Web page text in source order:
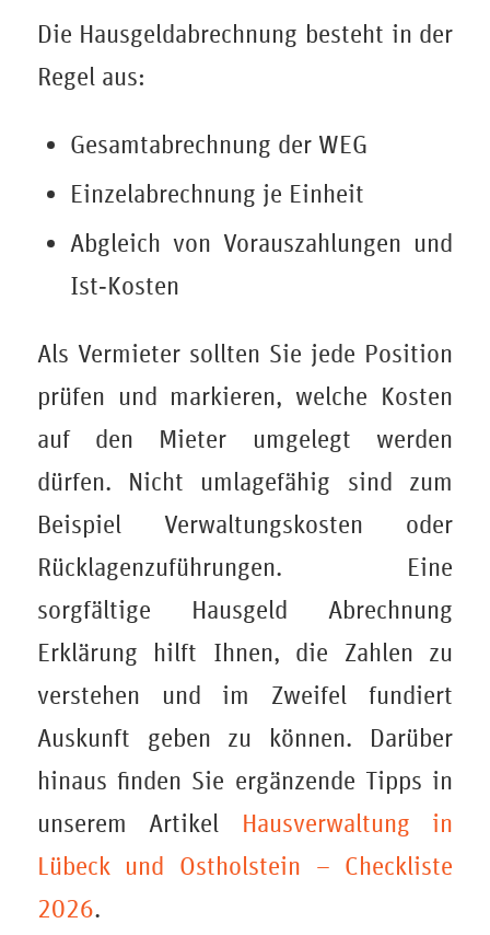
Die Hausgeldabrechnung besteht in der
Regel aus:
Gesamtabrechnung der WEG
Einzelabrechnung je Einheit
Abgleich von Vorauszahlungen und
Ist‑Kosten
Als Vermieter sollten Sie jede Position
prüfen und markieren, welche Kosten
auf den Mieter umgelegt werden
dürfen. Nicht umlagefähig sind zum
Beispiel Verwaltungskosten oder
Rücklagenzuführungen. Eine
sorgfältige Hausgeld Abrechnung
Erklärung hilft Ihnen, die Zahlen zu
verstehen und im Zweifel fundiert
Auskunft geben zu können. Darüber
hinaus finden Sie ergänzende Tipps in
unserem Artikel Hausverwaltung in
Lübeck und Ostholstein – Checkliste
2026.